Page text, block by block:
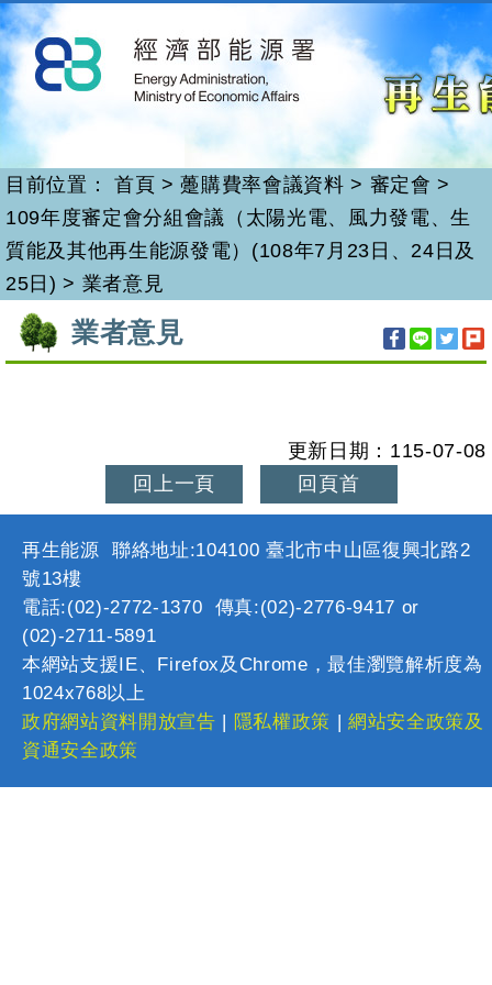
跳
到
主
要
內
再生能源
目前位置： 首頁 > 躉購費率會議資料 > 審定會 >
109年度審定會分組會議（太陽光電、風力發電、生
質能及其他再生能源發電）(108年7月23日、24日及
25日) > 業者意見
業者意見
更新日期：115-07-08
回上一頁
回頁首
再生能源 聯絡地址:104100 臺北市中山區復興北路2
號13樓
電話:(02)-2772-1370 傳真:(02)-2776-9417 or
(02)-2711-5891
本網站支援IE、Firefox及Chrome，最佳瀏覽解析度為
1024x768以上
政府網站資料開放宣告 | 隱私權政策 |網站安全政策及
資通安全政策